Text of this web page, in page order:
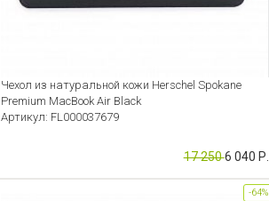
Чехол из натуральной кожи Herschel Spokane
Premium MacBook Air Black
Артикул: FL000037679
17 2506 040 Р.
-64%